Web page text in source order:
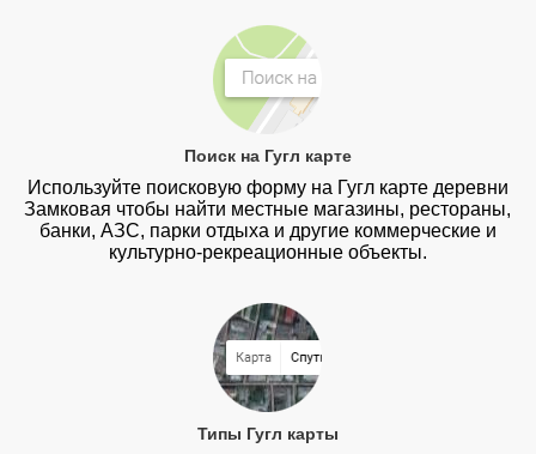
Поиск на Гугл карте
Используйте поисковую форму на Гугл карте деревни
Замковая чтобы найти местные магазины, рестораны,
банки, АЗС, парки отдыха и другие коммерческие и
культурно-рекреационные объекты.
Типы Гугл карты